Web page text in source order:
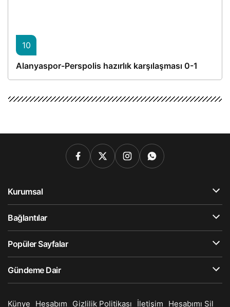
10
Alanyaspor-Perspolis hazırlık karşılaşması 0-1
Kurumsal
Bağlantılar
Popüler Sayfalar
Gündeme Dair
Künye Hesabım Gizlilik Politikası İletişim Hesabımı Sil